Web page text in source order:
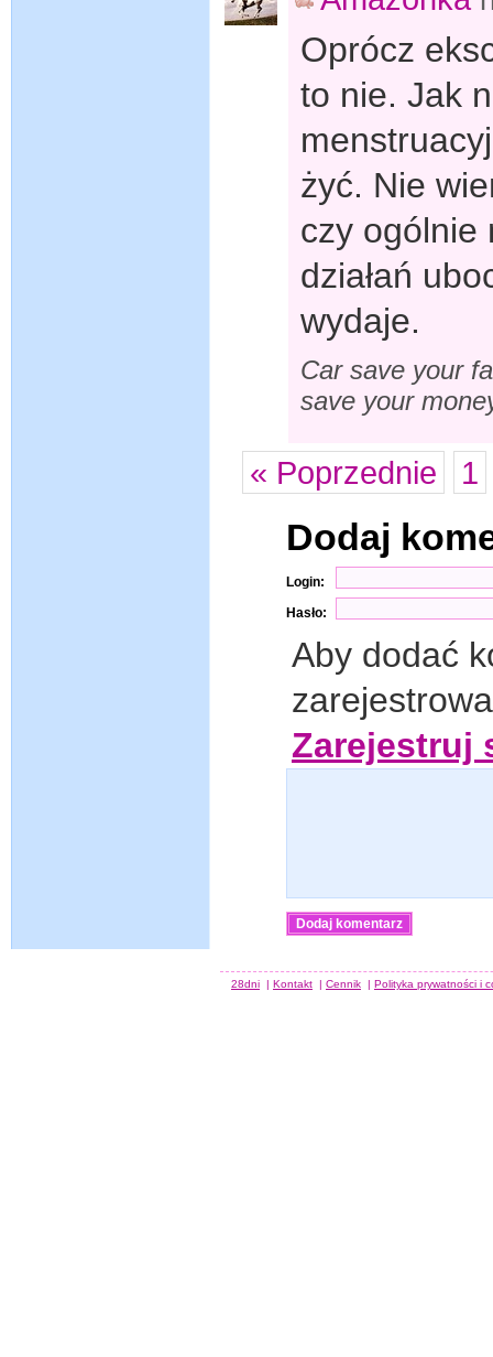
Oprócz
to nie. Jak
żyć. Nie
czy ogólnie
działań
wydaje.
Car save your
save your
« Poprzednie 1
Dodaj
Login:
Hasło:
Aby dodać
Zarejestruj
28dni | Kontakt | Cennik | Polityka prywatności i